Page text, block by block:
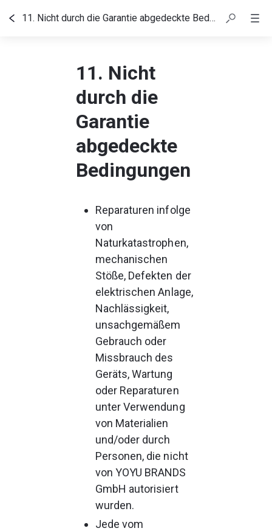
11. Nicht durch die Garantie abgedeckte Bedingungen
11. Nicht
durch die
Garantie
abgedeckte
Bedingungen
Reparaturen infolge
von
Naturkatastrophen,
mechanischen
Stöße, Defekten der
elektrischen Anlage,
Nachlässigkeit,
unsachgemäßem
Gebrauch oder
Missbrauch des
Geräts, Wartung
oder Reparaturen
unter Verwendung
von Materialien
und/oder durch
Personen, die nicht
von YOYU BRANDS
GmbH autorisiert
wurden.
Jede vom